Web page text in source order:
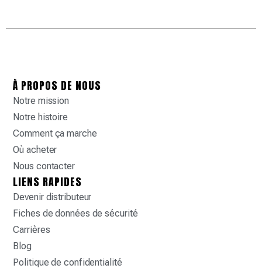
À PROPOS DE NOUS
Notre mission
Notre histoire
Comment ça marche
Où acheter
Nous contacter
LIENS RAPIDES
Devenir distributeur
Fiches de données de sécurité
Carrières
Blog
Politique de confidentialité